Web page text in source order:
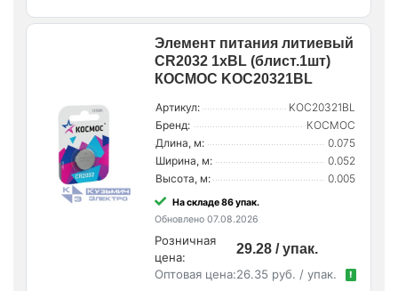
Элемент питания литиевый
CR2032 1хBL (блист.1шт)
КОСМОС KOC20321BL
Артикул:
KOC20321BL
Бренд:
КОСМОС
Длина, м:
0.075
Ширина, м:
0.052
Высота, м:
0.005
На складе 86 упак.
Обновлено 07.08.2026
Розничная
цена:
29.28 / упак.
Оптовая цена:26.35 руб. / упак. !